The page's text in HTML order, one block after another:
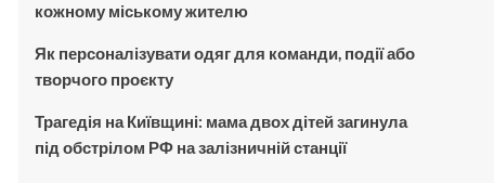
кожному міському жителю
Як персоналізувати одяг для команди, події або
творчого проєкту
Трагедія на Київщині: мама двох дітей загинула
під обстрілом РФ на залізничній станції